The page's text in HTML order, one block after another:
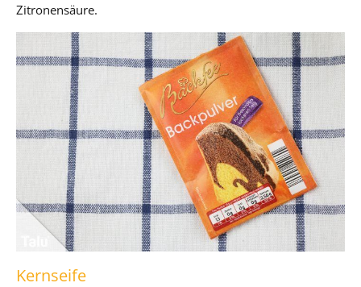
Zitronensäure.
Kernseife